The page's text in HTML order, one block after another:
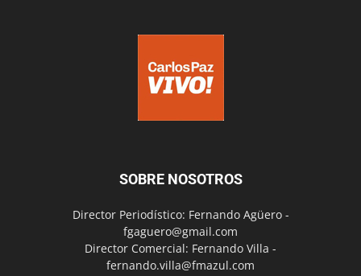
SOBRE NOSOTROS
Director Periodístico: Fernando Agüero -
fgaguero@gmail.com
Director Comercial: Fernando Villa -
fernando.villa@fmazul.com